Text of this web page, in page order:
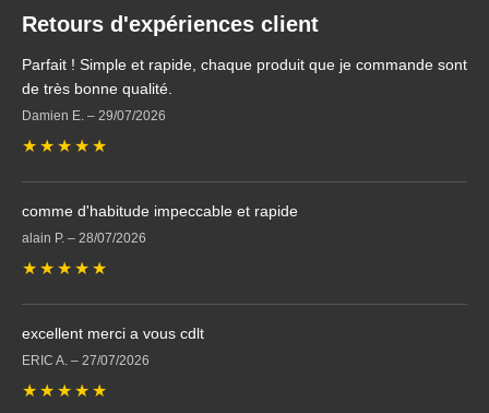
Retours d'expériences client
Parfait ! Simple et rapide, chaque produit que je commande sont
de très bonne qualité.
Damien E. – 29/07/2026
★ ★ ★ ★ ★
comme d'habitude impeccable et rapide
alain P. – 28/07/2026
★ ★ ★ ★ ★
excellent merci a vous cdlt
ERIC A. – 27/07/2026
★ ★ ★ ★ ★